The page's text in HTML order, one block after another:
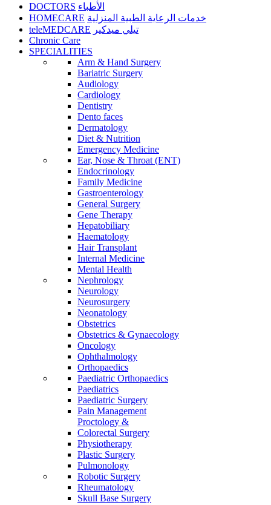
DOCTORS الأطباء
HOMECARE خدمات الرعاية الطبية المنزلية
teleMEDCARE تيلي ميدكير
Chronic Care
SPECIALITIES
Arm & Hand Surgery
Bariatric Surgery
Audiology
Cardiology
Dentistry
Dento faces
Dermatology
Diet & Nutrition
Emergency Medicine
Ear, Nose & Throat (ENT)
Endocrinology
Family Medicine
Gastroenterology
General Surgery
Gene Therapy
Hepatobiliary
Haematology
Hair Transplant
Internal Medicine
Mental Health
Nephrology
Neurology
Neurosurgery
Neonatology
Obstetrics
Obstetrics & Gynaecology
Oncology
Ophthalmology
Orthopaedics
Paediatric Orthopaedics
Paediatrics
Paediatric Surgery
Pain Management
Proctology &
Colorectal Surgery
Physiotherapy
Plastic Surgery
Pulmonology
Robotic Surgery
Rheumatology
Skull Base Surgery